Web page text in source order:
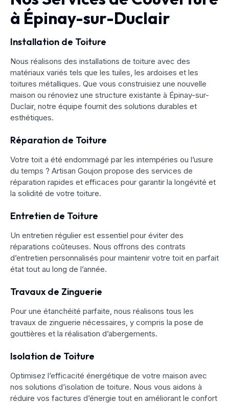
à Épinay-sur-Duclair
Installation de Toiture
Nous réalisons des installations de toiture avec des
matériaux variés tels que les tuiles, les ardoises et les
toitures métalliques. Que vous construisiez une nouvelle
maison ou rénoviez une structure existante à Épinay-sur-
Duclair, notre équipe fournit des solutions durables et
esthétiques.
Réparation de Toiture
Votre toit a été endommagé par les intempéries ou l’usure
du temps ? Artisan Goujon propose des services de
réparation rapides et efficaces pour garantir la longévité et
la solidité de votre toiture.
Entretien de Toiture
Un entretien régulier est essentiel pour éviter des
réparations coûteuses. Nous offrons des contrats
d’entretien personnalisés pour maintenir votre toit en parfait
état tout au long de l’année.
Travaux de Zinguerie
Pour une étanchéité parfaite, nous réalisons tous les
travaux de zinguerie nécessaires, y compris la pose de
gouttières et la réalisation d’abergements.
Isolation de Toiture
Optimisez l’efficacité énergétique de votre maison avec
nos solutions d’isolation de toiture. Nous vous aidons à
réduire vos factures d’énergie tout en améliorant le confort